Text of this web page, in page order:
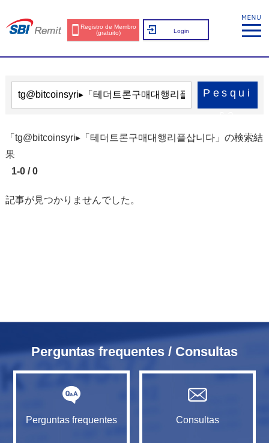
Registro de Membro
(gratuito)
Login
Pesqui
「tg@bitcoinsyri▸「테더트론구매대행리플삽니다」の検索結
果
1-0 / 0
記事が見つかりませんでした。
Perguntas frequentes / Consultas
Perguntas frequentes Consultas